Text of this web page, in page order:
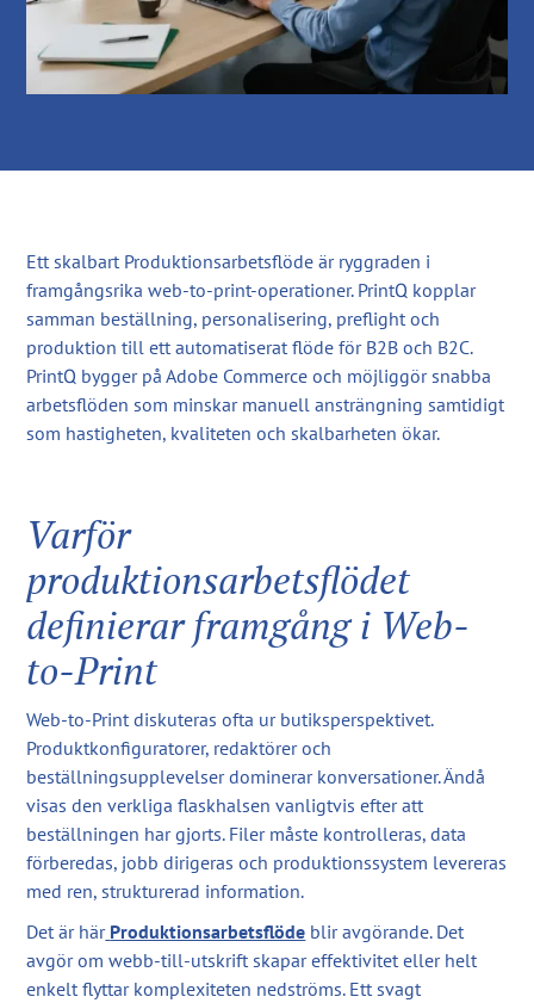
Ett skalbart Produktionsarbetsflöde är ryggraden i
framgångsrika web-to-print-operationer. PrintQ kopplar
samman beställning, personalisering, preflight och
produktion till ett automatiserat flöde för B2B och B2C.
PrintQ bygger på Adobe Commerce och möjliggör snabba
arbetsflöden som minskar manuell ansträngning samtidigt
som hastigheten, kvaliteten och skalbarheten ökar.
Varför
produktionsarbetsflödet
definierar framgång i Web-
to-Print
Web-to-Print diskuteras ofta ur butiksperspektivet.
Produktkonfiguratorer, redaktörer och
beställningsupplevelser dominerar konversationer. Ändå
visas den verkliga flaskhalsen vanligtvis efter att
beställningen har gjorts. Filer måste kontrolleras, data
förberedas, jobb dirigeras och produktionssystem levereras
med ren, strukturerad information.
Det är här Produktionsarbetsflöde blir avgörande. Det
avgör om webb-till-utskrift skapar effektivitet eller helt
enkelt flyttar komplexiteten nedströms. Ett svagt